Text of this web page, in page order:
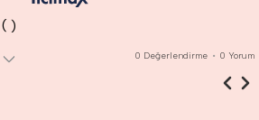
)
0 Değerlendirme • 0 Yorum